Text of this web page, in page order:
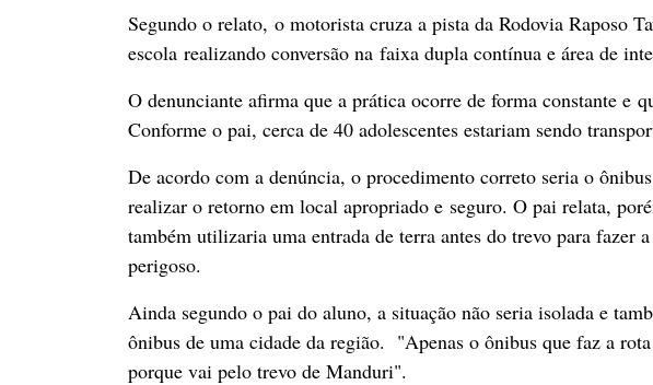
Segundo o relato, o motorista cruza a pista da Rodovia Raposo
escola realizando conversão na faixa dupla contínua e área de
O denunciante afirma que a prática ocorre de forma constante e
Conforme o pai, cerca de 40 adolescentes estariam sendo
De acordo com a denúncia, o procedimento correto seria o
realizar o retorno em local apropriado e seguro. O pai relata,
também utilizaria uma entrada de terra antes do trevo para fazer
perigoso.
Ainda segundo o pai do aluno, a situação não seria isolada e
ônibus de uma cidade da região. "Apenas o ônibus que faz a
porque vai pelo trevo de Manduri".